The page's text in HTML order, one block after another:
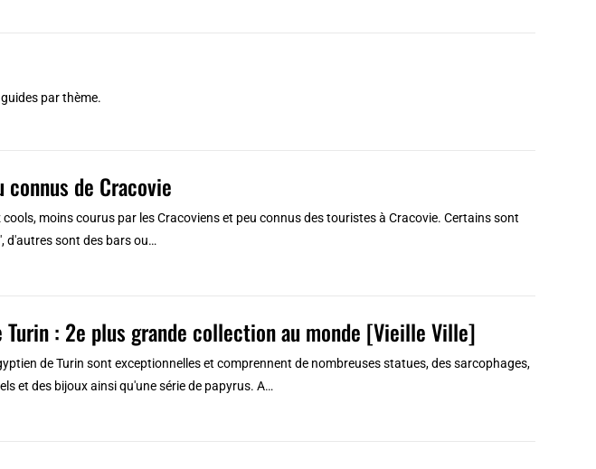
par thème.
de Cracovie
cools, moins courus par les Cracoviens et peu connus des touristes à Cracovie. Certains sont
d'autres sont des bars ou…
Turin : 2e plus grande collection au monde [Vieille Ville]
de Turin sont exceptionnelles et comprennent de nombreuses statues, des sarcophages,
et des bijoux ainsi qu'une série de papyrus. A…